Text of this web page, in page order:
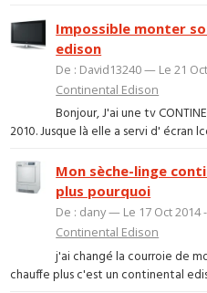
Impossible monter
edison
De : David13240 — Le 21
Continental Edison
Bonjour, J'ai une tv
2010. Jusque là elle a servi d' écran
Mon sèche-linge
plus pourquoi
De : dany — Le 17 Oct 2014
Continental Edison
j'ai changé la courroie de
chauffe plus c'est un continental